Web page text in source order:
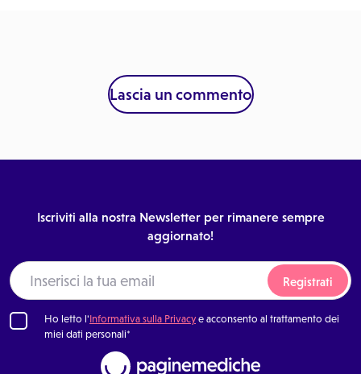
Lascia un commento
Iscriviti alla nostra Newsletter per rimanere sempre
aggiornato!
Registrati
Ho letto l'Informativa sulla Privacye acconsento al trattamento dei
miei dati personali*